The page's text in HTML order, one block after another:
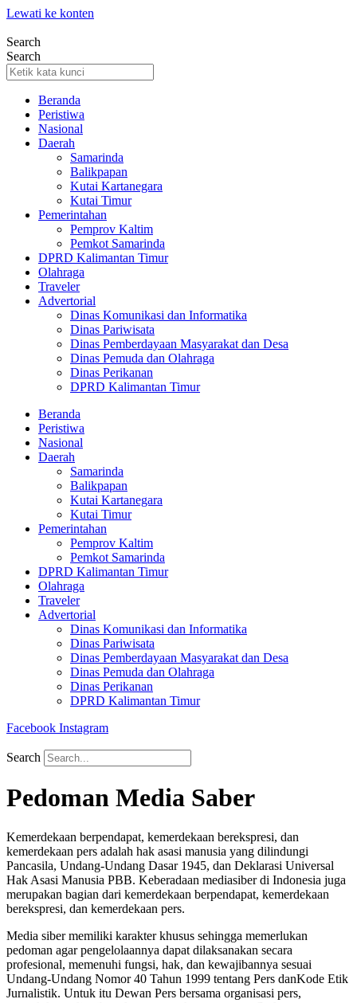
Lewati ke konten
Search
Search
Beranda
Peristiwa
Nasional
Daerah
Samarinda
Balikpapan
Kutai Kartanegara
Kutai Timur
Pemerintahan
Pemprov Kaltim
Pemkot Samarinda
DPRD Kalimantan Timur
Olahraga
Traveler
Advertorial
Dinas Komunikasi dan Informatika
Dinas Pariwisata
Dinas Pemberdayaan Masyarakat dan Desa
Dinas Pemuda dan Olahraga
Dinas Perikanan
DPRD Kalimantan Timur
Beranda
Peristiwa
Nasional
Daerah
Samarinda
Balikpapan
Kutai Kartanegara
Kutai Timur
Pemerintahan
Pemprov Kaltim
Pemkot Samarinda
DPRD Kalimantan Timur
Olahraga
Traveler
Advertorial
Dinas Komunikasi dan Informatika
Dinas Pariwisata
Dinas Pemberdayaan Masyarakat dan Desa
Dinas Pemuda dan Olahraga
Dinas Perikanan
DPRD Kalimantan Timur
Facebook Instagram
Search
Pedoman Media Saber
Kemerdekaan berpendapat, kemerdekaan berekspresi, dan
kemerdekaan pers adalah hak asasi manusia yang dilindungi
Pancasila, Undang-Undang Dasar 1945, dan Deklarasi Universal
Hak Asasi Manusia PBB. Keberadaan mediasiber di Indonesia juga
merupakan bagian dari kemerdekaan berpendapat, kemerdekaan
berekspresi, dan kemerdekaan pers.
Media siber memiliki karakter khusus sehingga memerlukan
pedoman agar pengelolaannya dapat dilaksanakan secara
profesional, memenuhi fungsi, hak, dan kewajibannya sesuai
Undang-Undang Nomor 40 Tahun 1999 tentang Pers danKode Etik
Jurnalistik. Untuk itu Dewan Pers bersama organisasi pers,